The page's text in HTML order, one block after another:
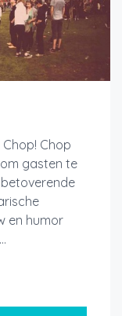
Chop
gasten te
en humor